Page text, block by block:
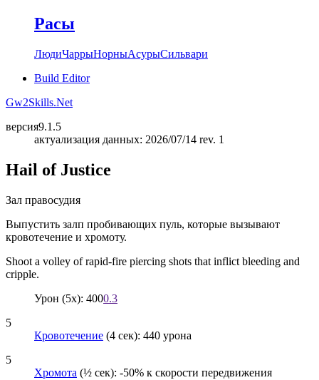
Расы
ЛюдиЧаррыНорныАсурыСильвари
Build Editor
Gw2Skills.Net
версия9.1.5
актуализация данных: 2026/07/14 rev. 1
Hail of Justice
Зал правосудия
Выпустить залп пробивающих пуль, которые вызывают
кровотечение и хромоту.
Shoot a volley of rapid-fire piercing shots that inflict bleeding and
cripple.
Урон (5x): 4000.3
5
Кровотечение (4 сек): 440 урона
5
Хромота (½ сек): -50% к скорости передвижения